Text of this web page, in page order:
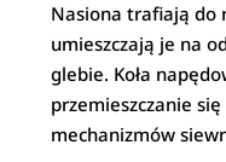
Nasiona trafiają do
umieszczają je na
glebie. Koła
przemieszczanie
mechanizmów